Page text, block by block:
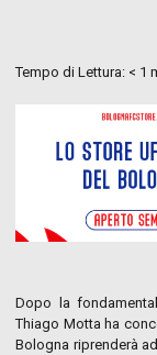
Tempo di Lettura: < 1
Dopo la
Thiago Motta ha
Bologna riprenderà